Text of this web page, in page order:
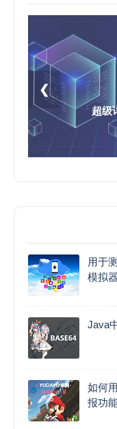
超级
❮
用于
模拟器
Java
如何
报功